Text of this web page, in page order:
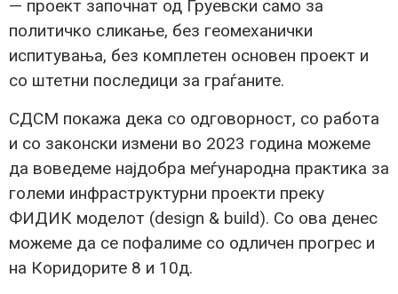
— проект започнат од Груевски само за
политичко сликање, без геомеханички
испитувања, без комплетен основен проект и
со штетни последици за граѓаните.
СДСМ покажа дека со одговорност, со работа
и со законски измени во 2023 година можеме
да воведеме најдобра меѓународна практика за
големи инфраструктурни проекти преку
ФИДИК моделот (design & build). Со ова денес
можеме да се пофалиме со одличен прогрес и
на Коридорите 8 и 10д.